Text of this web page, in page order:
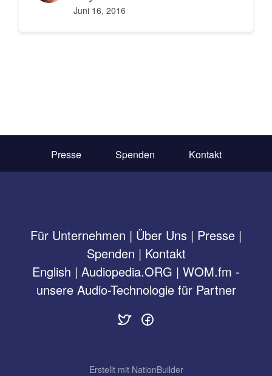
Juni 16, 2016
Presse Spenden Kontakt
Für Unternehmen | Über Uns | Presse |
Spenden | Kontakt
English | Audiopedia.ORG | WOM.fm -
unsere Audio-Technologie für Partner
Erstellt mit NationBuilder